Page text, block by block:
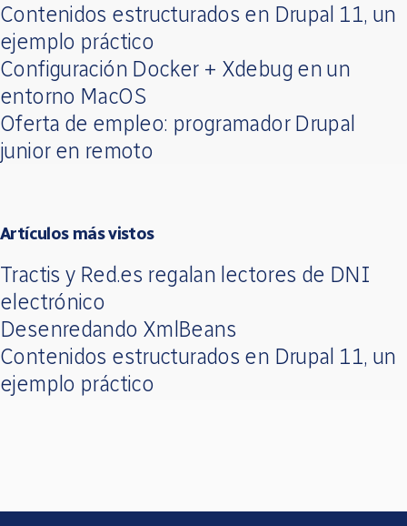
Contenidos estructurados en Drupal 11, un
ejemplo práctico
Configuración Docker + Xdebug en un
entorno MacOS
Oferta de empleo: programador Drupal
junior en remoto
Artículos más vistos
Tractis y Red.es regalan lectores de DNI
electrónico
Desenredando XmlBeans
Contenidos estructurados en Drupal 11, un
ejemplo práctico